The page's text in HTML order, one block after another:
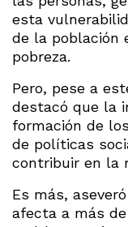
esta
de la población
pobreza.
Pero, pese a
destacó que la
formación de
de políticas
contribuir en la
Es más,
afecta a más